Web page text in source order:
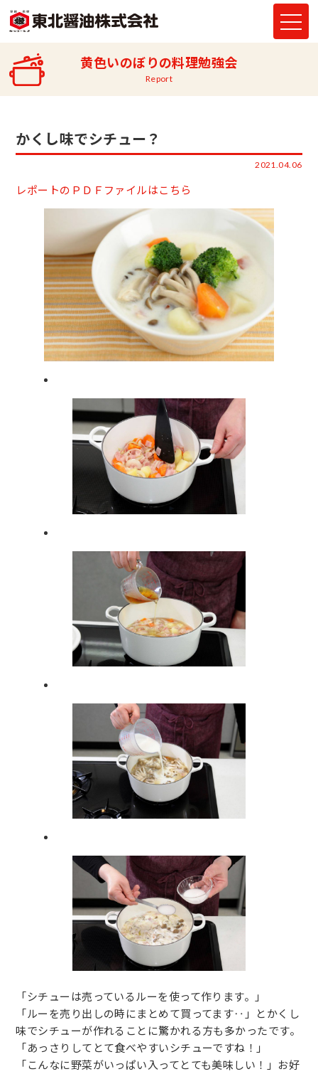
黄色いのぼりの料理勉強会
Report
かくし味でシチュー？
2021.04.06
レポートのＰＤＦファイルはこちら
「シチューは売っているルーを使って作ります。」
「ルーを売り出しの時にまとめて買ってます‥」とかくし
味でシチューが作れることに驚かれる方も多かったです。
「あっさりしてとて食べやすいシチューですね！」
「こんなに野菜がいっぱい入ってとても美味しい！」お好